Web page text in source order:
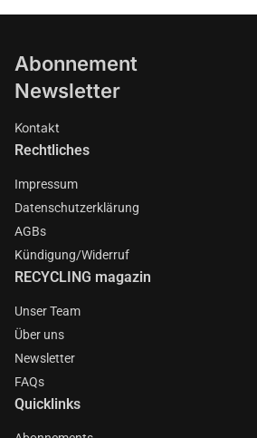
Abonnement
Newsletter
Kontakt
Rechtliches
Impressum
Datenschutzerklärung
AGBs
Kündigung/Widerruf
RECYCLING magazin
Unser Team
Über uns
Newsletter
FAQs
Quicklinks